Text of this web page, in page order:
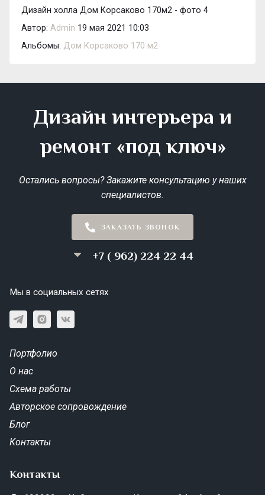
Дизайн холла Дом Корсаково 170м2 - фото 4
Автор: Admin 19 мая 2021 10:03
Альбомы: Дом Корсаково 170 м2
Дизайн интерьера и
ремонт «под ключ»
Остались вопросы? Закажите консультацию у наших
специалистов.
ЗАКАЗАТЬ ЗВОНОК
+7 ( 962) 224 22 44
Мы в социальных сетях
Портфолио
О нас
Схема работы
Авторское сопровождение
Блог
Контакты
Контакты